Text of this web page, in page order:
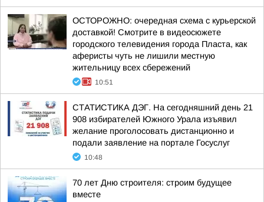
ОСТОРОЖНО: очередная схема с курьерской
доставкой! Смотрите в видеосюжете
городского телевидения города Пласта, как
аферисты чуть не лишили местную
жительницу всех сбережений
10:51
СТАТИСТИКА ДЭГ. На сегодняшний день 21
908 избирателей Южного Урала изъявил
желание проголосовать дистанционно и
подали заявление на портале Госуслуг
10:48
70 лет Дню строителя: строим будущее
вместе